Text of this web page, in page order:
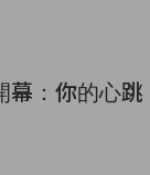
幕：你的心跳